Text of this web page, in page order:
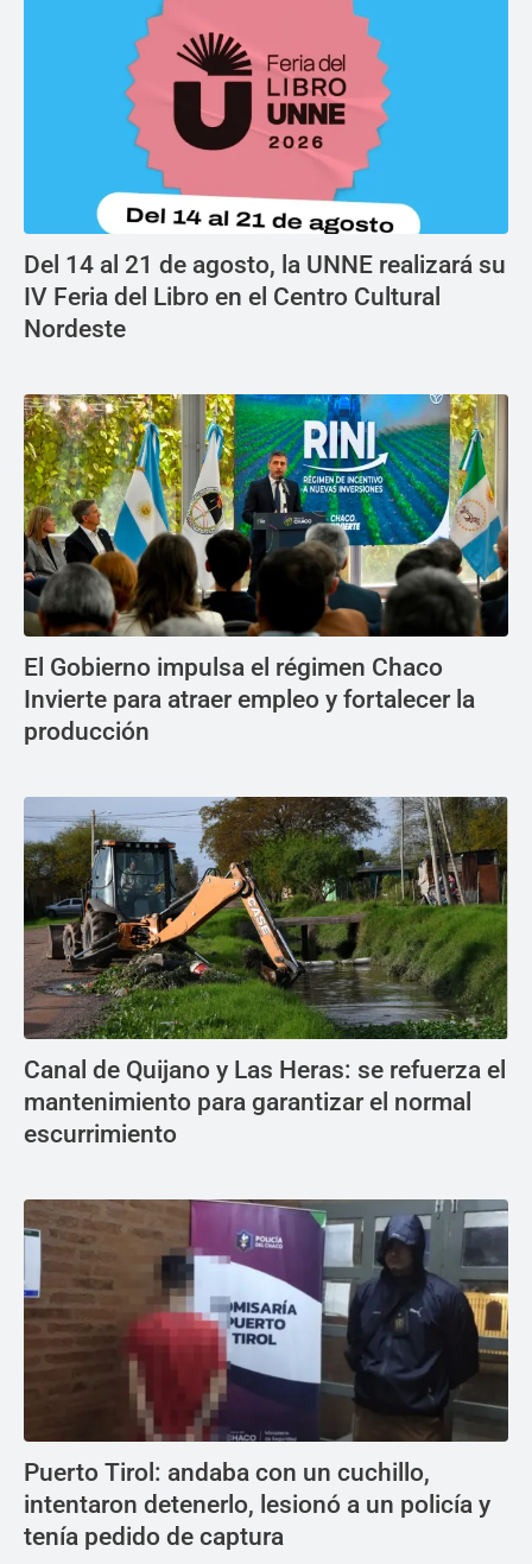
Del 14 al 21 de agosto, la UNNE realizará su
IV Feria del Libro en el Centro Cultural
Nordeste
El Gobierno impulsa el régimen Chaco
Invierte para atraer empleo y fortalecer la
producción
Canal de Quijano y Las Heras: se refuerza el
mantenimiento para garantizar el normal
escurrimiento
Puerto Tirol: andaba con un cuchillo,
intentaron detenerlo, lesionó a un policía y
tenía pedido de captura